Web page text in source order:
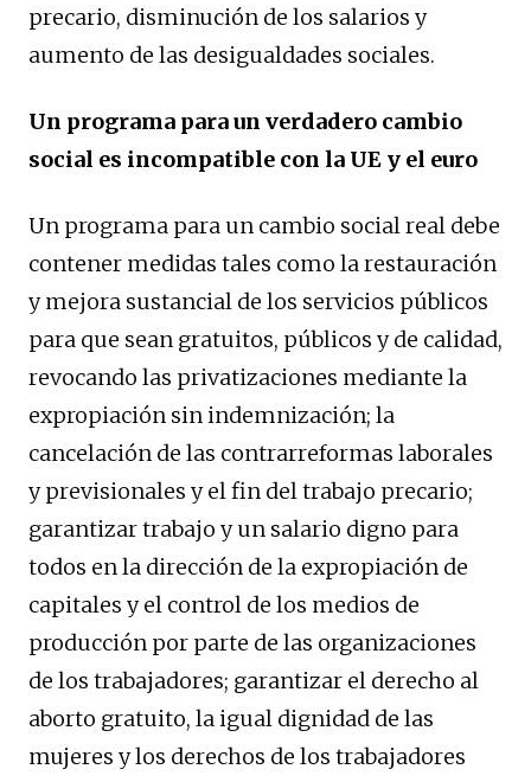
precario, disminución de los salarios y
aumento de las desigualdades sociales.
Un programa para un verdadero cambio
social es incompatible con la UE y el euro
Un programa para un cambio social real debe
contener medidas tales como la restauración
y mejora sustancial de los servicios públicos
para que sean gratuitos, públicos y de calidad,
revocando las privatizaciones mediante la
expropiación sin indemnización; la
cancelación de las contrarreformas laborales
y previsionales y el fin del trabajo precario;
garantizar trabajo y un salario digno para
todos en la dirección de la expropiación de
capitales y el control de los medios de
producción por parte de las organizaciones
de los trabajadores; garantizar el derecho al
aborto gratuito, la igual dignidad de las
mujeres y los derechos de los trabajadores